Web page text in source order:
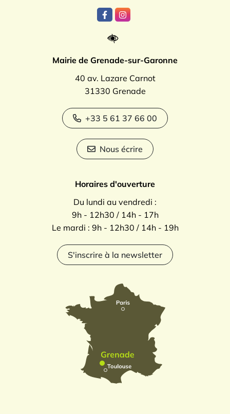
Lien vers le compte Facebook
Lien vers le compte
Mairie de Grenade-sur-Garonne
40 av. Lazare Carnot
31330 Grenade
+33 5 61 37 66 00
Nous écrire
Horaires d'ouverture
Du lundi au vendredi :
9h - 12h30 / 14h - 17h
Le mardi : 9h - 12h30 / 14h - 19h
S'inscrire à la newsletter